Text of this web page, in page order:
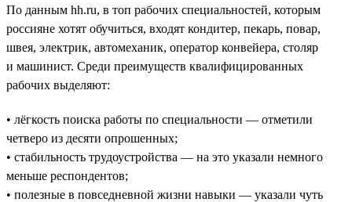
По данным hh.ru, в топ рабочих специальностей, которым
россияне хотят обучиться, входят кондитер, пекарь, повар,
швея, электрик, автомеханик, оператор конвейера, столяр
и машинист. Среди преимуществ квалифицированных
рабочих выделяют:
• лёгкость поиска работы по специальности — отметили
четверо из десяти опрошенных;
• стабильность трудоустройства — на это указали немного
меньше респондентов;
• полезные в повседневной жизни навыки — указали чуть